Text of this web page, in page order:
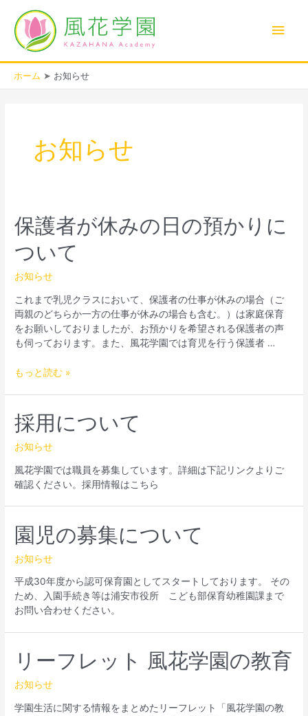
キ
ホーム お知らせ
お知らせ
保護者が休みの日の預かりに
ついて
お知らせ
これまで乳児クラスにおいて、保護者の仕事が休みの場合（ご
両親のどちらか一方の仕事が休みの場合も含む。）は家庭保育
をお願いしておりましたが、お預かりを希望される保護者の声
も伺っております。また、風花学園では育児を行う保護者 …
保
護
者
が
休
の
日
の
預
り
い
て
もっと読む »
採用について
お知らせ
風花学園では職員を募集しています。詳細は下記リンクよりご
確認ください。採用情報はこちら
園児の募集について
お知らせ
平成30年度から認可保育園としてスタートしております。 その
ため、入園手続き等は浦安市役所 こども部保育幼稚園課まで
お問い合わせください。
リーフレット 風花学園の教育
お知らせ
学園生活に関する情報をまとめたリーフレット「風花学園の教